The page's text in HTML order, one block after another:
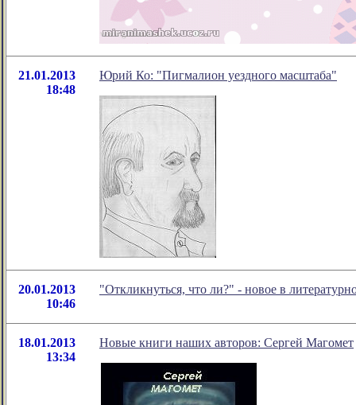
21.01.2013
18:48
Юрий Ко: "Пигмалион уездного масштаба"
20.01.2013
10:46
"Откликнуться, что ли?" - новое в
18.01.2013
13:34
Новые книги наших авторов: Сергей Магомет